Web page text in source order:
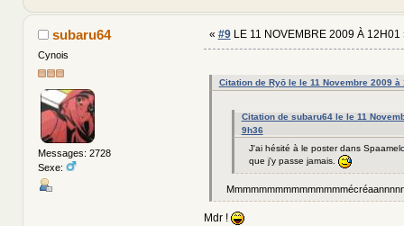
subaru64
Cynois
Messages: 2728
Sexe:
« #9LE 11 NOVEMBRE 2009 À 12H01
Citation de Ryō le le 11 Novembre 2009 à
Citation de subaru64 le le 11
9h36
J'ai hésité à le poster dans
que j'y passe jamais.
Mdr !